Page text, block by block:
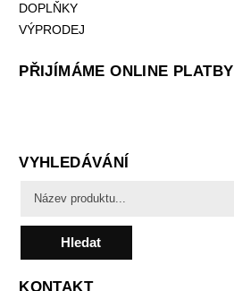
DOPLŇKY
VÝPRODEJ
PŘIJÍMÁME ONLINE PLATBY
VYHLEDÁVÁNÍ
Hledat
KONTAKT